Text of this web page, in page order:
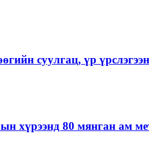
суулгац, үр
хүрээнд 80 мянган ам